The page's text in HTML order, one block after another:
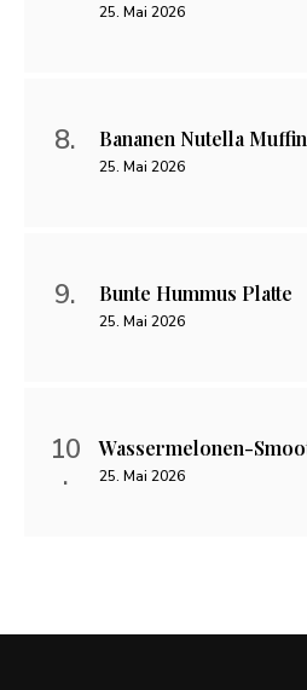
25. Mai 2026
Bananen Nutella
25. Mai 2026
Bunte Hummus Platte
25. Mai 2026
Wassermelonen-
25. Mai 2026